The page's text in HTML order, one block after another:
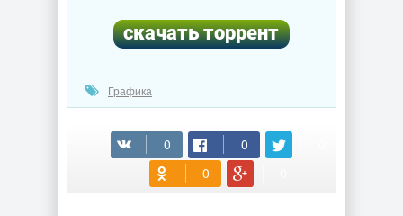
(cкачиваний: 77)
Графика